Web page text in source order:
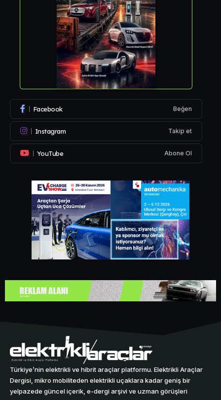
Facebook Beğen
Instagram Takip et
YouTube Abone Ol
Türkiye’nin elektrikli ve hibrit araçlar platformu. Elektrikli Araçlar
Dergisi, mikro mobiliteden elektrikli uçaklara kadar geniş bir
yelpazede güncel içerik, e-dergi arşivi ve uzman görüşleri